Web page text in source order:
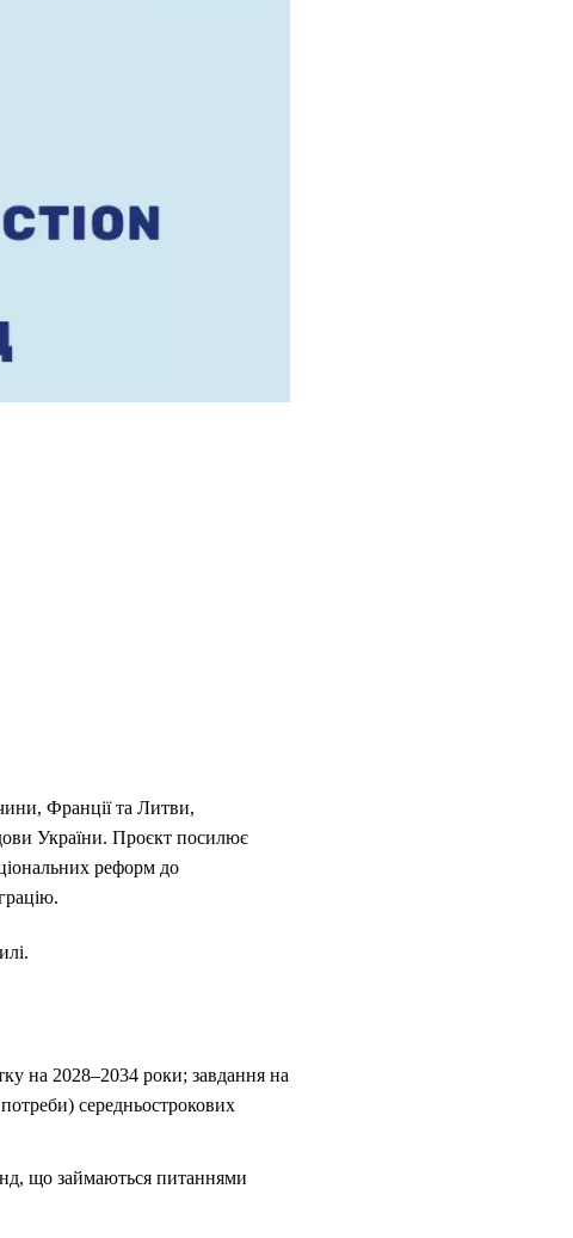
Франції та Литви,
України. Проєкт посилює
реформ до
на 2028–2034 роки; завдання на
середньострокових
що займаються питаннями